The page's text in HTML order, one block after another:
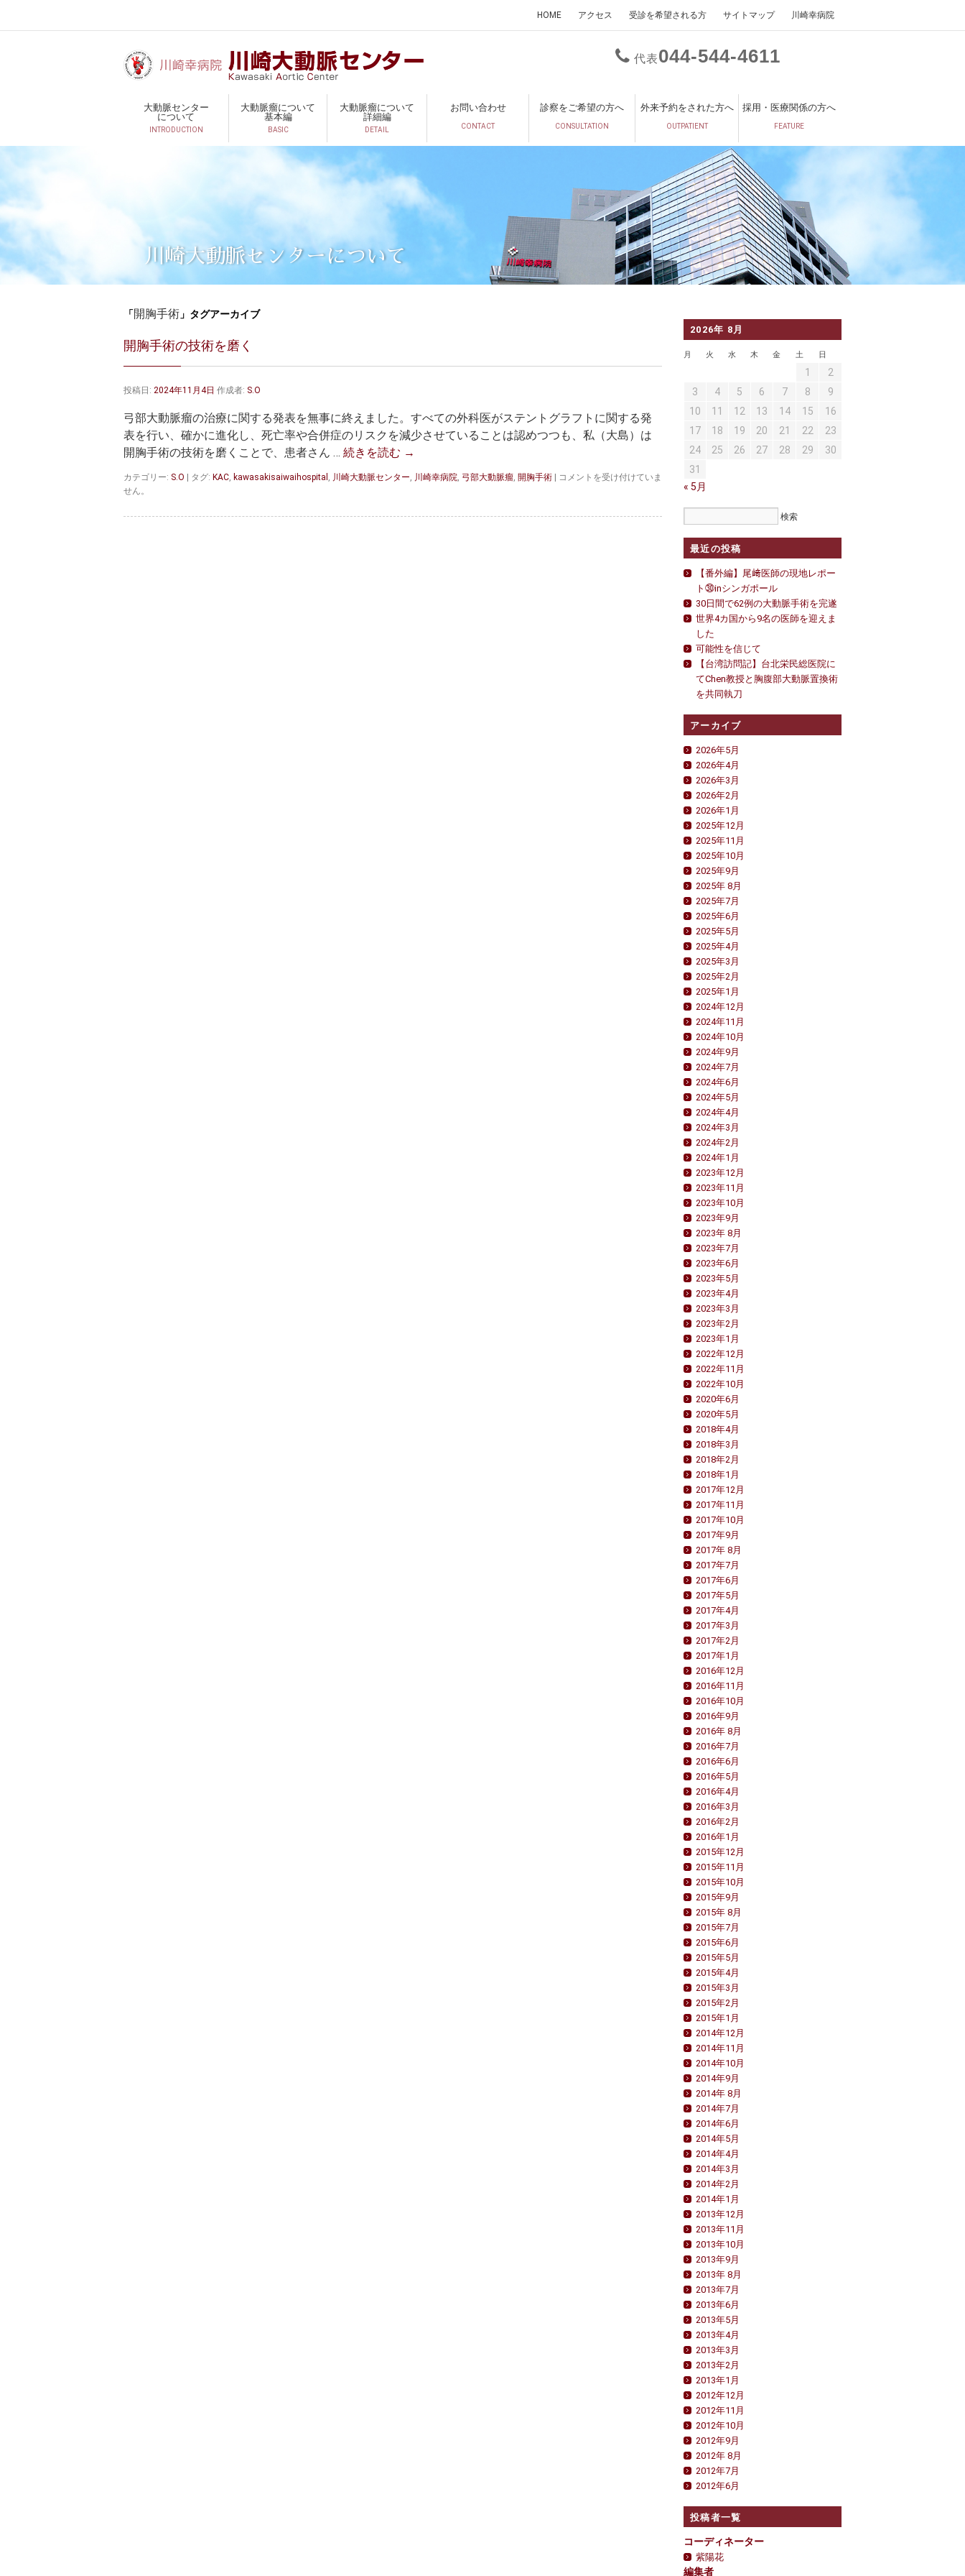
HOME アクセス 受診を希望される方 サイトマップ 川崎幸病院
代表044 544 4611
大動脈センター
について
INTRODUCTION
大動脈瘤について
基本編
BASIC
大動脈瘤について
詳細編
DETAIL
お問い合わせ
CONTACT
診察をご希望の方へ
CONSULTATION
外来予約をされた方へ
OUTPATIENT
採用・医療関係の方へ
FEATURE
川崎大動脈センターについて
「開胸手術 」タグアーカイブ
開胸手術の技術を磨く
投稿日: 2024年11月4日 作成者: S.O
弓部大動脈瘤の治療に関する発表を無事に終えました。すべての外科医がステントグラフトに関する発
表を行い、確かに進化し、死亡率や合併症のリスクを減少させていることは認めつつも、私（大島）は
開胸手術の技術を磨くことで、患者さん … 続きを読む →
カテゴリー: S.O タグ: KAC, kawasakisaiwaihospital , 川崎大動脈センター, 川崎幸病院, 弓部大動脈瘤, 開胸手術
開
術
コメントを受け付けていま
せん。
2026年 8月
月 火 水 木 金 土 日
1
2
3
4 5 6 7 8
9
10
11 12 13 14 15
16
17
18 19 20 21 22
23
24
25 26 27 28 29
30
31
« 5月
最近の投稿
【番外編】尾﨑医師の現地レポー
ト㉚inシンガポール
30日間で62例の大動脈手術を完遂
世界4カ国から9名の医師を迎えま
した
可能性を信じて
【台湾訪問記】台北栄民総医院に
てChen教授と胸腹部大動脈置換術
を共同執刀
アーカイブ
2026年5月
2026年4月
2026年3月
2026年2月
2026年1月
2025年12月
2025年11月
2025年10月
2025年9月
2025年 8月
2025年7月
2025年6月
2025年5月
2025年4月
2025年3月
2025年2月
2025年1月
2024年12月
2024年11月
2024年10月
2024年9月
2024年7月
2024年6月
2024年5月
2024年4月
2024年3月
2024年2月
2024年1月
2023年12月
2023年11月
2023年10月
2023年9月
2023年 8月
2023年7月
2023年6月
2023年5月
2023年4月
2023年3月
2023年2月
2023年1月
2022年12月
2022年11月
2022年10月
2020年6月
2020年5月
2018年4月
2018年3月
2018年2月
2018年1月
2017年12月
2017年11月
2017年10月
2017年9月
2017年 8月
2017年7月
2017年6月
2017年5月
2017年4月
2017年3月
2017年2月
2017年1月
2016年12月
2016年11月
2016年10月
2016年9月
2016年 8月
2016年7月
2016年6月
2016年5月
2016年4月
2016年3月
2016年2月
2016年1月
2015年12月
2015年11月
2015年10月
2015年9月
2015年 8月
2015年7月
2015年6月
2015年5月
2015年4月
2015年3月
2015年2月
2015年1月
2014年12月
2014年11月
2014年10月
2014年9月
2014年 8月
2014年7月
2014年6月
2014年5月
2014年4月
2014年3月
2014年2月
2014年1月
2013年12月
2013年11月
2013年10月
2013年9月
2013年 8月
2013年7月
2013年6月
2013年5月
2013年4月
2013年3月
2013年2月
2013年1月
2012年12月
2012年11月
2012年10月
2012年9月
2012年 8月
2012年7月
2012年6月
投稿者一覧
コーディネーター
紫陽花
編集者